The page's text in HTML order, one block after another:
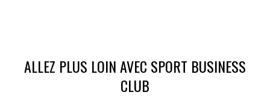
ALLEZ PLUS LOIN AVEC SPORT BUSINESS
CLUB